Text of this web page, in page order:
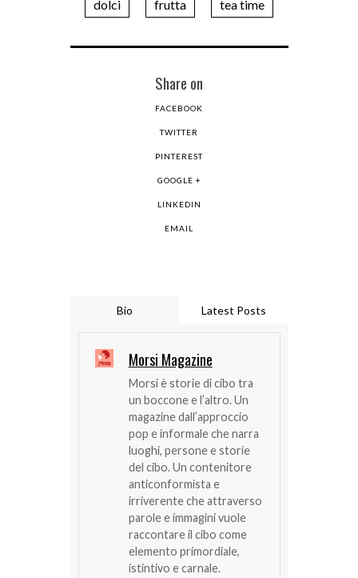
dolci frutta tea time
Share on
FACEBOOK
TWITTER
PINTEREST
GOOGLE +
LINKEDIN
EMAIL
Bio Latest Posts
Morsi Magazine
Morsi è storie di cibo tra
un boccone e l’altro. Un
magazine dall’approccio
pop e informale che narra
luoghi, persone e storie
del cibo. Un contenitore
anticonformista e
irriverente che attraverso
parole e immagini vuole
raccontare il cibo come
elemento primordiale,
istintivo e carnale.